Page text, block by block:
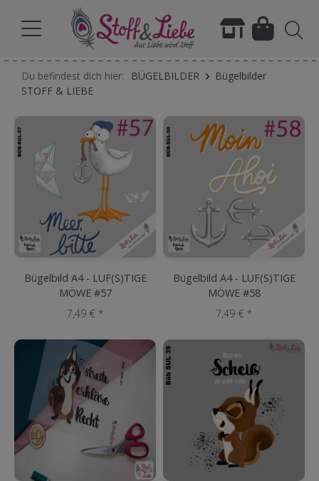
Du befindest dich hier: BÜGELBILDER
Bügelbilder
STOFF & LIEBE
Bügelbild A4 - LUF(S)TIGE
MÖWE #57
7,49 € *
Bügelbild A4 - LUF(S)TIGE
MÖWE #58
7,49 € *